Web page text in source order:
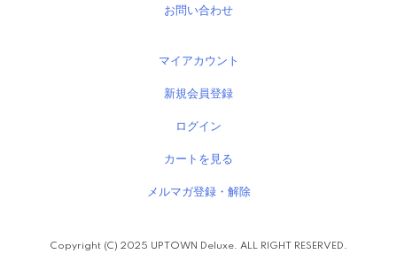
お問い合わせ
マイアカウント
新規会員登録
ログイン
カートを見る
メルマガ登録・解除
Copyright (C) 2025 UPTOWN Deluxe. ALL RIGHT RESERVED.